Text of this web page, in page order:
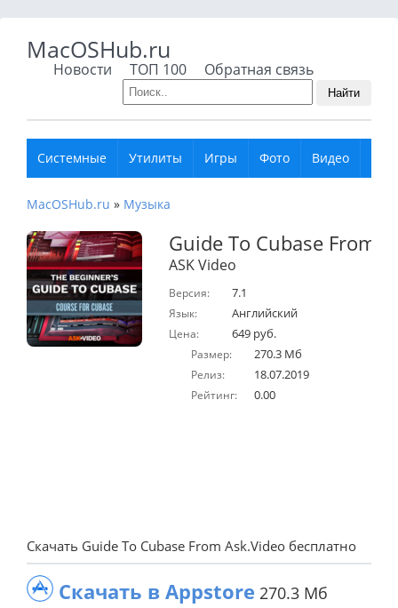
MacOSHub.ru
Новости ТОП 100 Обратная связь
Найти
Системные Утилиты Игры Фото Видео
MacOSHub.ru » Музыка
Guide To Cubase From
ASK Video
Версия: 7.1
Язык: Английский
Цена: 649 руб.
Размер: 270.3 Мб
Релиз: 18.07.2019
Рейтинг: 0.00
Скачать Guide To Cubase From Ask.Video бесплатно
Скачать в Appstore 270.3 Мб